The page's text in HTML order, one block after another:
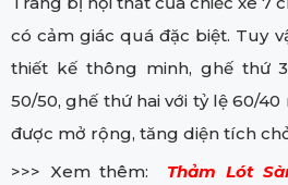
có cảm giác quá đặc biệt. Tuy
thiết kế thông minh, ghế thứ
50/50, ghế thứ hai với tỷ lệ 60/
được mở rộng, tăng diện tích
>>> Xem thêm: Thảm Lót